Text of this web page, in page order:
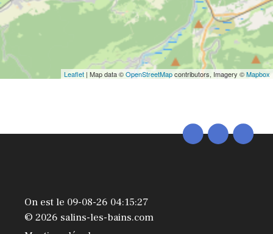
Leaflet | Map data ©OpenStreetMapcontributors, Imagery ©Mapbox
On est le 09-08-26 04:15:27
© 2026 salins-les-bains.com